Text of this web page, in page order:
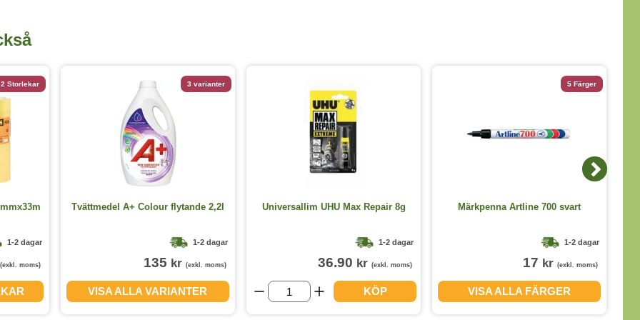
2 Storlekar
1-2 dagar
(exkl. moms)
3 varianter
Tvättmedel A+ Colour flytande 2,2l
1-2 dagar
135 kr (exkl. moms)
VISA ALLA VARIANTER
Universallim UHU Max Repair 8g
1-2 dagar
36.90 kr (exkl. moms)
KÖP
5 Färger
Märkpenna Artline 700 svart
1-2 dagar
17 kr (exkl. moms)
VISA ALLA FÄRGER